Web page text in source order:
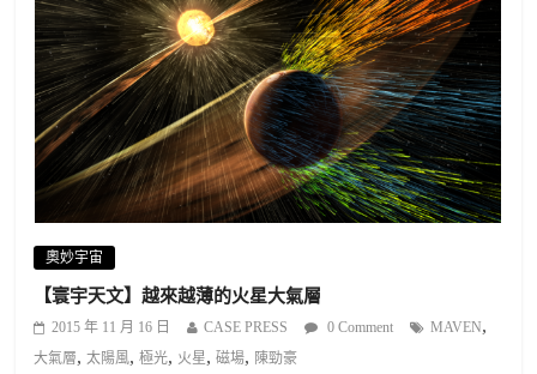
奧妙宇宙
【寰宇天文】越來越薄的火星大氣層
2015 年 11 月 16 日 CASE PRESS 0 Comment MAVEN,
大氣層,太陽風,極光, 火星,磁場, 陳勁豪